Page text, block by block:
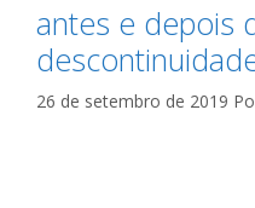
antes e depois
26 de setembro de 2019